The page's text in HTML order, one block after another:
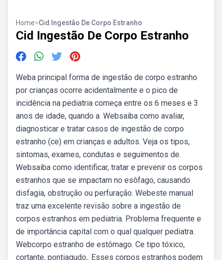
Home>Cid Ingestão De Corpo Estranho
Cid Ingestão De Corpo Estranho
Weba principal forma de ingestão de corpo estranho
por crianças ocorre acidentalmente e o pico de
incidência na pediatria começa entre os 6 meses e 3
anos de idade, quando a. Websaiba como avaliar,
diagnosticar e tratar casos de ingestão de corpo
estranho (ce) em crianças e adultos. Veja os tipos,
sintomas, exames, condutas e seguimentos de.
Websaiba como identificar, tratar e prevenir os corpos
estranhos que se impactam no esôfago, causando
disfagia, obstrução ou perfuração. Webeste manual
traz uma excelente revisão sobre a ingestão de
corpos estranhos em pediatria. Problema frequente e
de importância capital com o qual qualquer pediatra.
Webcorpo estranho de estômago. Ce tipo tóxico,
cortante, pontiagudo,. Esses corpos estranhos podem